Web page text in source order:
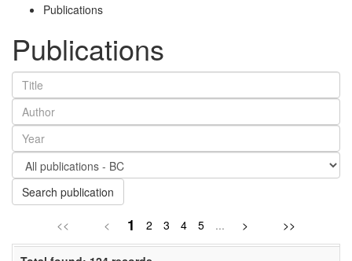
Publications
Publications
Search publication
<< < 1 2 3 4 5 ... > >>